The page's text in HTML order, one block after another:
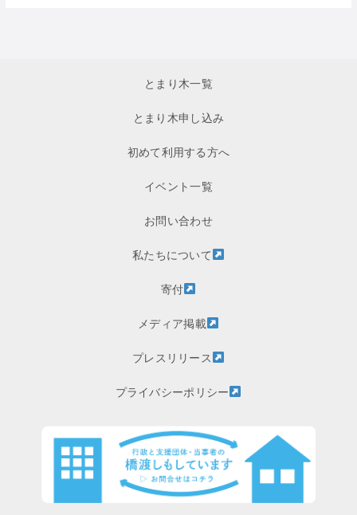
とまり木一覧
とまり木申し込み
初めて利用する方へ
イベント一覧
お問い合わせ
私たちについて
寄付
メディア掲載
プレスリリース
プライバシーポリシー